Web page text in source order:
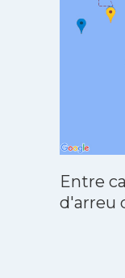
Entre
d'arreu